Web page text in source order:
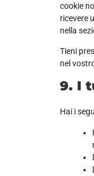
cookie
ricevere
nella
Tieni
nel
9. I
Hai i